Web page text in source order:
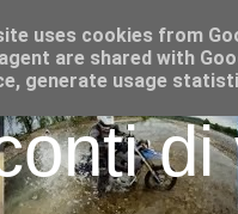
di
uses cookies from
are shared with
generate usage